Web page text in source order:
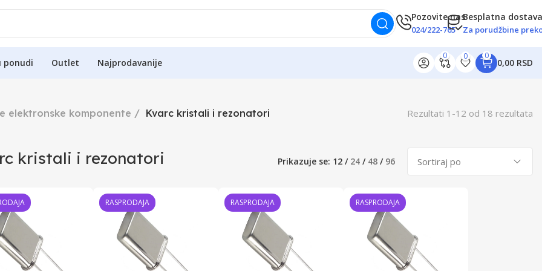
Pozovite nas
024/222-765
Besplatna
Za porudžbine
ponudi Outlet Najprodavanije
0 0 0
0,00 RSD
elektronske komponente Kvarc kristali i rezonatori Rezultati 1 -12 od 18 rezultata
kristali i rezonatori Prikazuje se: 12 / 24 / 48 / 96
RASPRODAJA RASPRODAJA RASPRODAJA